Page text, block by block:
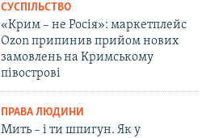
СУСПІЛЬСТВО
«Крим – не Росія»: маркетплейс
Ozon припинив прийом нових
замовлень на Кримському
півострові
ПРАВА ЛЮДИНИ
Мить – і ти шпигун. Як у